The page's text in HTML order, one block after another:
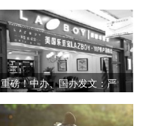
重磅！中办、国办发文：严